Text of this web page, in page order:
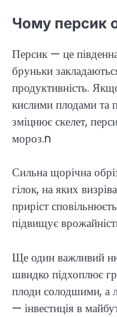
Чому персик
Персик — це
бруньки
продуктивність.
кислими плодами та
зміцнює скелет,
мороз.n
Сильна щорічна
гілок, на яких
приріст
підвищує
Ще один важливий
швидко підхоплює
плоди солодшими, а
— інвестиція в